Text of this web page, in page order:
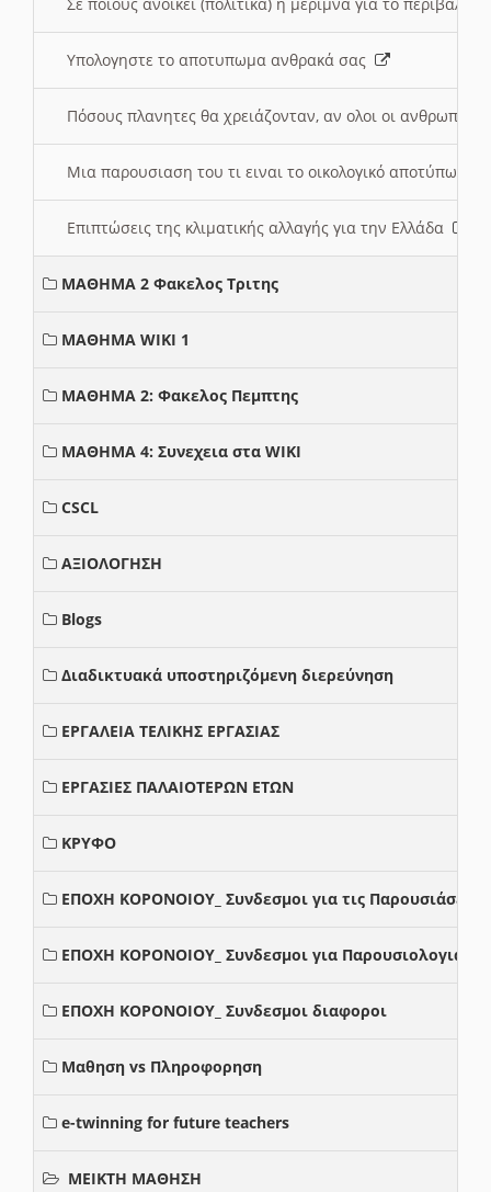
Υπολογηστε το αποτυπωμα ανθρακά σας
Πόσους πλανητες θα χρειάζονταν, αν ολοι οι ανθρωποι
Μια παρουσιαση του τι ειναι το οικολογικό αποτύπωμα
Επιπτώσεις της κλιματικής αλλαγής για την Ελλάδα
ΜΑΘΗΜΑ 2 Φακελος Τριτης
ΜΑΘΗΜΑ WIKI 1
ΜΑΘΗΜΑ 2: Φακελος Πεμπτης
ΜΑΘΗΜΑ 4: Συνεχεια στα WIKI
CSCL
ΑΞΙΟΛΟΓΗΣΗ
Blogs
Διαδικτυακά υποστηριζόμενη διερεύνηση
ΕΡΓΑΛΕΙΑ ΤΕΛΙΚΗΣ ΕΡΓΑΣΙΑΣ
ΕΡΓΑΣΙΕΣ ΠΑΛΑΙΟΤΕΡΩΝ ΕΤΩΝ
ΚΡΥΦΟ
ΕΠΟΧΗ ΚΟΡΟΝΟΙΟΥ_ Συνδεσμοι για τις Παρουσιάσεις
ΕΠΟΧΗ ΚΟΡΟΝΟΙΟΥ_ Συνδεσμοι για Παρουσιολογια
ΕΠΟΧΗ ΚΟΡΟΝΟΙΟΥ_ Συνδεσμοι διαφοροι
Μαθηση vs Πληροφορηση
e-twinning for future teachers
ΜΕΙΚΤΗ ΜΑΘΗΣΗ